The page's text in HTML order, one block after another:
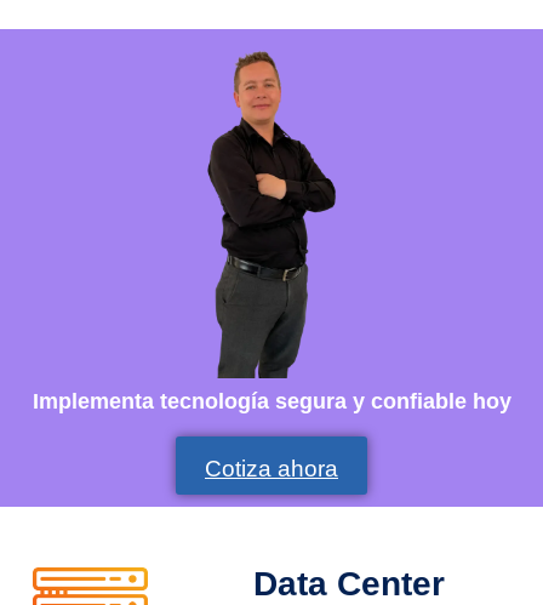
Implementa tecnología segura y confiable hoy
Cotiza ahora
Data Center